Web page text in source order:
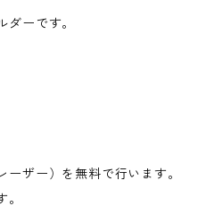
ーです。
ザー）を無料で行います。